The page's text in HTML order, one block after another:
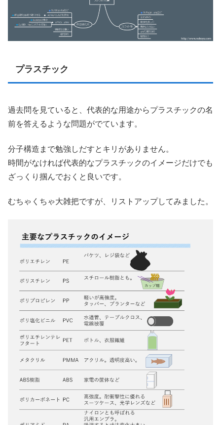
プラスチック
過去問を見ていると、代表的な用途からプラスチックの名
前を答えるような問題がでています。
分子構造まで勉強しだすとキリがありません。
時間がなければ代表的なプラスチックのイメージだけでも
ざっくり掴んでおくと良いです。
むちゃくちゃ大雑把ですが、リストアップしてみました。